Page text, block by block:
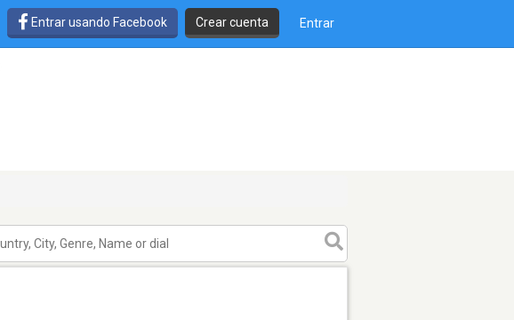
Entrar usando Facebook Crear cuenta Entrar